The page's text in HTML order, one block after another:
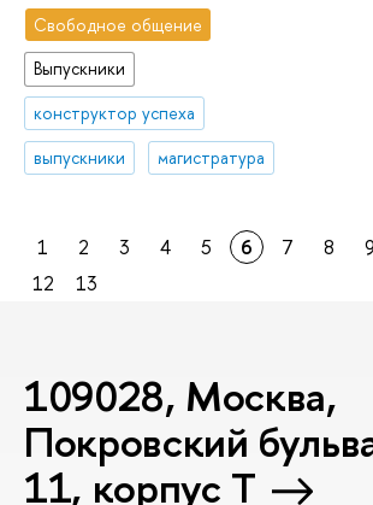
Свободное общение
Выпускники
конструктор успеха
выпускники
магистратура
1 2 3 4 5 6 7 8 9
12
13
109028, Москва,
Покровский
11, корпус T